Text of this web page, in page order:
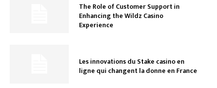
The Role of Customer Support in
Enhancing the Wildz Casino
Experience
Les innovations du Stake casino en
ligne qui changent la donne en France